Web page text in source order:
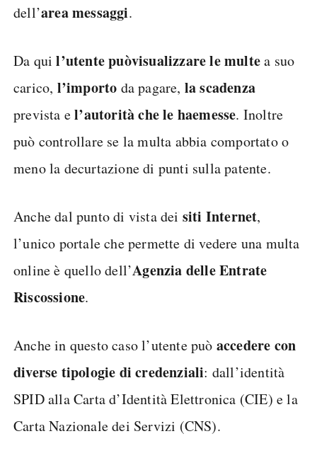
dell’area messaggi.
Da quil’utente puòvisualizzare le multea suo
carico, l’importo da pagare, la scadenza
prevista el’autorità che le haemesse. Inoltre
può controllare se la multa abbia comportato o
meno la decurtazione di punti sulla patente.
Anche dal punto di vista dei siti Internet,
l’unico portale che permette di vedere una multa
online è quello dell’Agenzia delle Entrate
Riscossione.
Anche in questo caso l’utente può accedere con
diverse tipologie di credenziali: dall’identità
SPID alla Carta d’Identità Elettronica (CIE) e la
Carta Nazionale dei Servizi (CNS).